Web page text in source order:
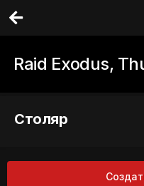
Raid Exodus,
Столяр